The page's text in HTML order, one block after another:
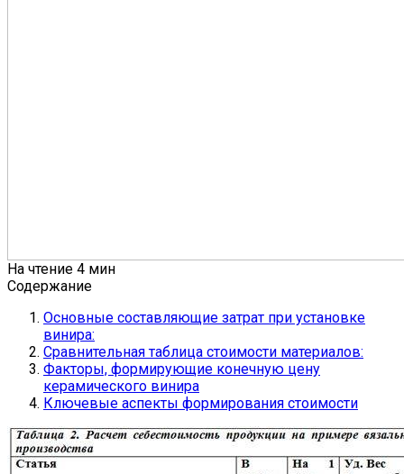
На чтение 4 мин
Содержание
Основные составляющие затрат при установке
винира:
Сравнительная таблица стоимости материалов:
Факторы, формирующие конечную цену
керамического винира
Ключевые аспекты формирования стоимости